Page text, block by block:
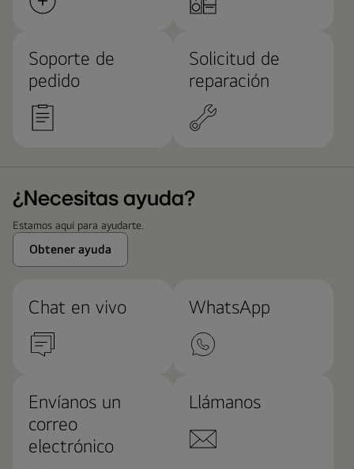
Soporte de
pedido
Solicitud de
reparación
¿Necesitas ayuda?
Estamos aquí para ayudarte.
Obtener ayuda
Chat en vivo WhatsApp
Envíanos un
correo
electrónico
Llámanos